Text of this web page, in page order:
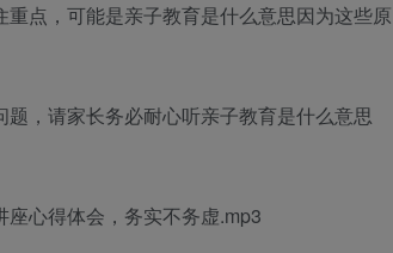
重点，可能是亲子教育是什么意思因为这些原
题，请家长务必耐心听亲子教育是什么意思
座心得体会 ，务实不务虚.mp3